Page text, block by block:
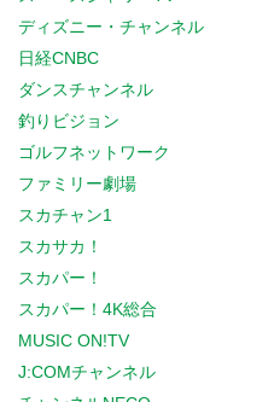
ディズニー・チャンネル
日経CNBC
ダンスチャンネル
釣りビジョン
ゴルフネットワーク
ファミリー劇場
スカチャン1
スカサカ！
スカパー！
スカパー！4K総合
MUSIC ON!TV
J:COMチャンネル